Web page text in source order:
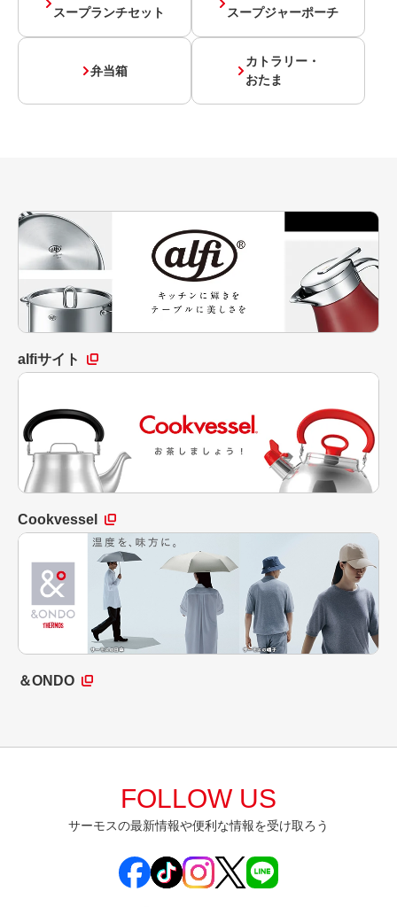
スープランチセット
スープジャーポーチ
弁当箱
カトラリー・
おたま
alfiサイト
Cookvessel
＆ONDO
FOLLOW US
サーモスの最新情報や便利な情報を受け取ろう